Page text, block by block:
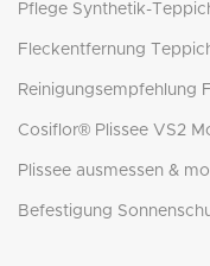
Pflege Synthetik-
Fleckentfernung
Reinigungsempfehlung
Cosiflor® Plissee VS2
Plissee ausmessen &
Befestigung